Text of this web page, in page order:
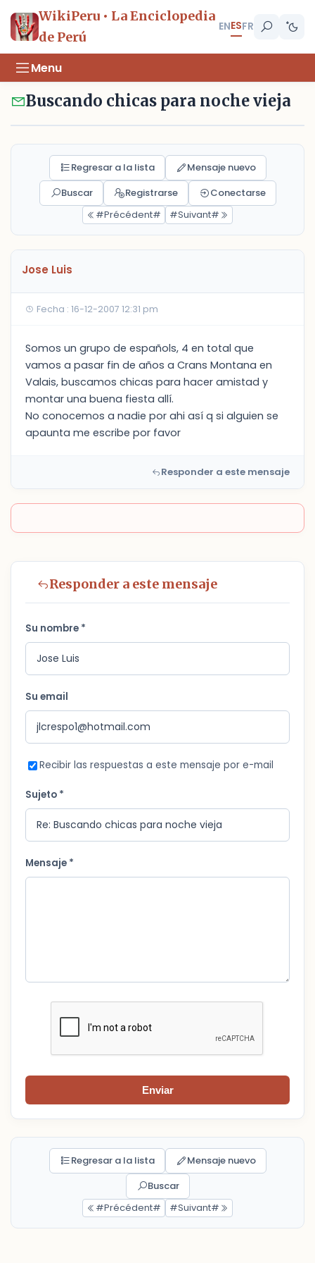
WikiPeru • La Enciclopedia
de Perú
ENESFR
Menu
Buscando chicas para noche vieja
Regresar a la lista
Mensaje nuevo
Buscar
Registrarse
Conectarse
#Précédent#
#Suivant#
Jose Luis
Fecha : 16-12-2007 12:31 pm
Somos un grupo de españols, 4 en total que
vamos a pasar fin de años a Crans Montana en
Valais, buscamos chicas para hacer amistad y
montar una buena fiesta allí.
No conocemos a nadie por ahi así q si alguien se
apaunta me escribe por favor
Responder a este mensaje
Responder a este mensaje
Su nombre *
Su email
Recibir las respuestas a este mensaje por e-mail
Sujeto *
Mensaje *
Enviar
Regresar a la lista
Mensaje nuevo
Buscar
#Précédent#
#Suivant#